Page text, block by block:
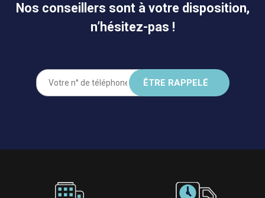
Nos conseillers sont à votre disposition,
n’hésitez-pas !